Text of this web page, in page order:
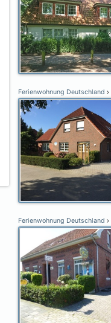
Ferienwohnung Deutschland
Ferienwohnung Deutschland